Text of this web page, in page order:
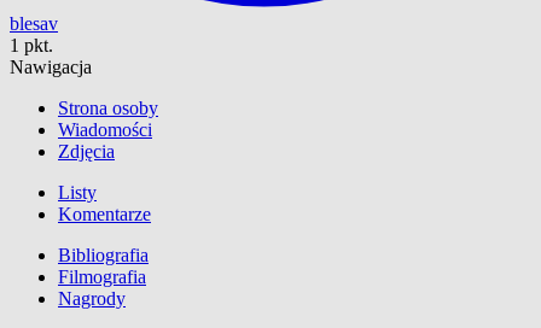
blesav
1 pkt.
Nawigacja
Strona osoby
Wiadomości
Zdjęcia
Listy
Komentarze
Bibliografia
Filmografia
Nagrody